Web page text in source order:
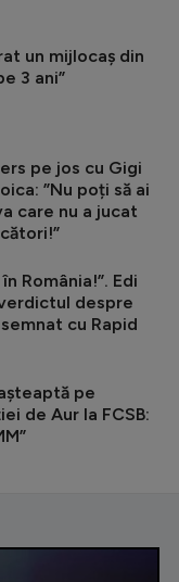
un mijlocaș din
3 ani”
pe jos cu Gigi
”Nu poți să ai
care nu a jucat
România!”. Edi
despre
cu Rapid
pe
de Aur la FCSB: